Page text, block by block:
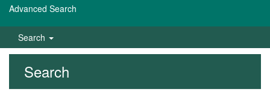
Advanced Search
Search
Search